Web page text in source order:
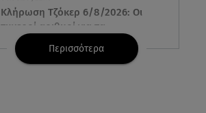
Κλήρωση Τζόκερ 6/8/2026: Οι
τυχεροί αριθμοί για τα
2.500.000 ευρώ
Περισσότερα